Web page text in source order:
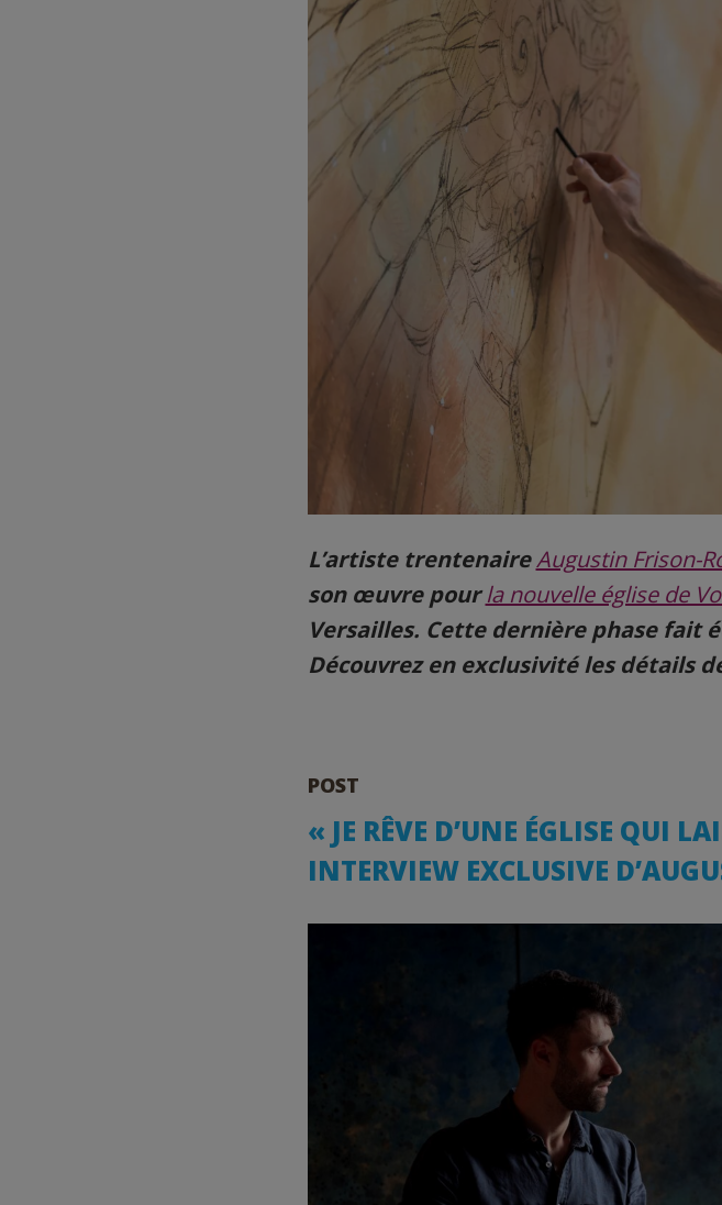
L’artiste trentenaireAugustin Frison-
son œuvre pourla nouvelle église de
Versailles. Cette dernière phase fait
Découvrez en exclusivité les détails
POST
️️« JE RÊVE D’UNE ÉGLISE QUI
INTERVIEW EXCLUSIVE